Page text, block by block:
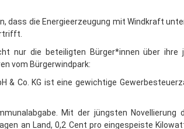
dass die Energieerzeugung mit Windkraft
nur die beteiligten Bürger*innen über ihre
vom Bürgerwindpark:
& Co. KG ist eine gewichtige
Mit der jüngsten Novellierung
an Land, 0,2 Cent pro eingespeiste